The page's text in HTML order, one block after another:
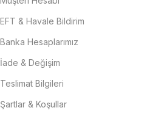
EFT & Havale Bildirim
Banka Hesaplarımız
İade & Değişim
Teslimat Bilgileri
Şartlar & Koşullar